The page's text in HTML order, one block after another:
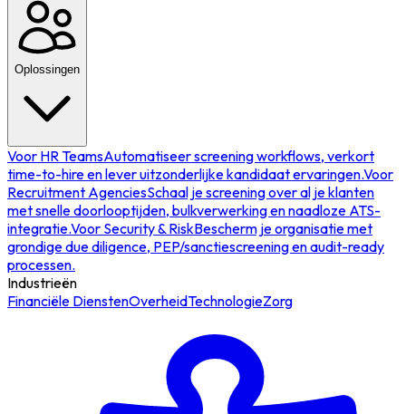
Oplossingen
Voor HR TeamsAutomatiseer screening workflows, verkort
time-to-hire en lever uitzonderlijke kandidaat ervaringen.Voor
Recruitment AgenciesSchaal je screening over al je klanten
met snelle doorlooptijden, bulkverwerking en naadloze ATS-
integratie.Voor Security & RiskBescherm je organisatie met
grondige due diligence, PEP/sanctiescreening en audit-ready
processen.
Industrieën
Financiële DienstenOverheidTechnologieZorg